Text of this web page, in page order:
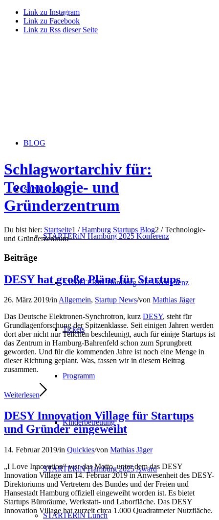
Link zu Instagram
Link zu Facebook
Link zu Rss dieser Seite
BLOG
STARTERiN
STARTERiN Hamburg 2025 Konferenz
STARTERiN Hamburg 2025 Konferenz
Tickets
Programm
Kinderbetreuung
STARTERiN Hamburg 2025 Award
STARTERiN Lunch
Schlagwortarchiv für:
Technologie- und
Gründerzentrum
Du bist hier: Startseite1 / Hamburg Startups Blog2 / Technologie-
und Gründerzentrum
Beiträge
DESY hat große Pläne für Startups
26. März 2019/inAllgemein, Startup News/von Mathias Jäger
Das Deutsche Elektronen-Synchrotron, kurz DESY, steht für
Grundlagenforschung der Spitzenklasse. Seit einigen Jahren werden
dort aber nicht nur Teilchen beschleunigt, auch für einige Startups ist
das Zentrum in Hamburg-Bahrenfeld schon zum Sprungbrett
geworden. Und für die kommenden Jahre ist noch eine Menge in
dieser Richtung geplant. Was, fassen wir in diesem Beitrag
zusammen.
Weiterlesen
DESY Innovation Village für Startups
und Gründer eingeweiht
14. Februar 2019/in Quickies/von Mathias Jäger
„I Love Innovation“ war das Motto, unter dem das DESY
Innovation Village am 14. Februar 2019 in Anwesenheit des DESY-
Direktoriums und Vertretern des Bundes und der Freien und
Hansestadt Hamburg offiziell eingeweiht worden ist. Es bietet
Startups Büroräume, Werkstatt- und Laborfläche. Das DESY
Innovation Village hat zurzeit circa 1.000 Quadratmeter Nutzfläche.